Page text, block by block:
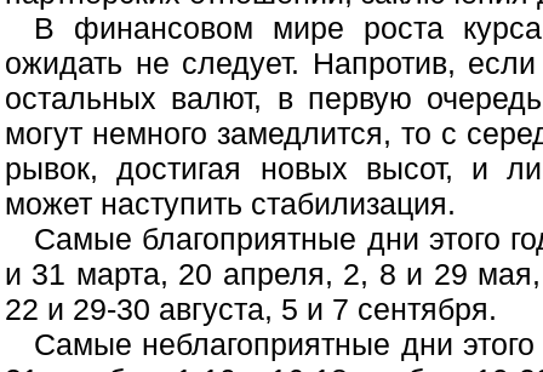
В финансовом мире роста
ожидать не следует. Напротив,
остальных валют, в первую
могут немного замедлится, то с
рывок, достигая новых высот, и
может наступить стабилизация.
Самые благоприятные дни этого
и 31 марта, 20 апреля, 2, 8 и 29
22 и 29-30 августа, 5 и 7 сентября.
Самые неблагоприятные дни